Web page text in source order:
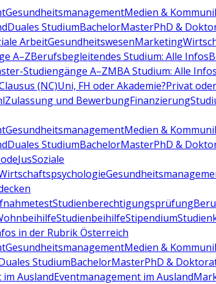
GesundheitsmanagementMedien &
Duales StudiumBachelorMasterPhD &
ArbeitGesundheitswesenMarketing
A–ZBerufsbegleitendes Studium: Alle Infos
Studiengänge A–ZMBA Studium: Alle Infos
(NC)Uni, FH oder Akademie?Privat
Zulassung und BewerbungFinanzierung
GesundheitsmanagementMedien &
Duales StudiumBachelorMasterPhD &
JusSoziale
Studienberechtigungsprüfung
StudienbeihilfeStipendium
in der Rubrik Österreich
GesundheitsmanagementMedien &
StudiumBachelorMasterPhD &
AuslandEventmanagement im Ausland